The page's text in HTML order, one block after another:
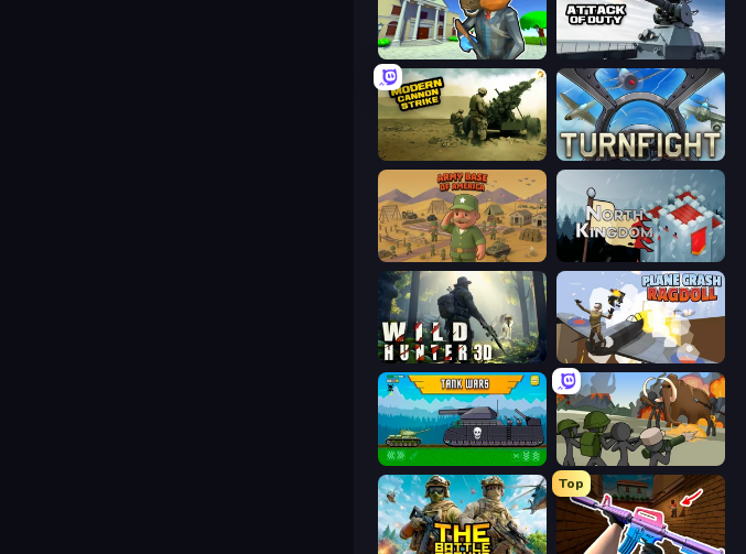
Bank Robbery 3 Attack of Duty
Modern Cannon Strike Turnfight
Army Base Of America North Kingdom: Siege Castle
Wild Hunter 3D Plane Crash Ragdoll Simulator
Tanks 2D: Tank Wars Stickman History Battle
Top